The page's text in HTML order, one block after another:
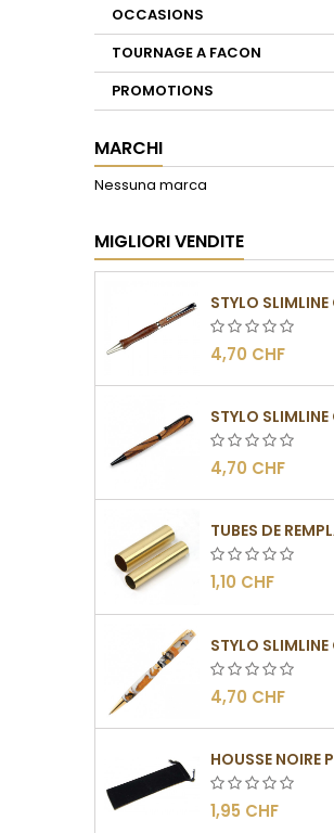
OCCASIONS
TOURNAGE A FACON
PROMOTIONS
MARCHI
Nessuna marca
MIGLIORI VENDITE
4,70 CHF
4,70 CHF
1,10 CHF
STYLO SLIMLINE
4,70 CHF
1,95 CHF